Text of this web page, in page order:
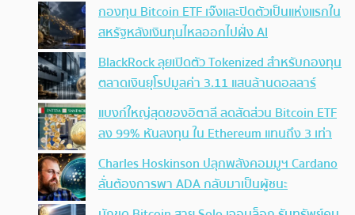
กองทุน Bitcoin ETF เจ๊งและปิดตัวเป็นแห่งแรกใน
สหรัฐหลังเงินทุนไหลออกไปฝั่ง AI
BlackRock ลุยเปิดตัว Tokenized สำหรับกองทุน
ตลาดเงินยุโรปมูลค่า 3.11 แสนล้านดอลลาร์
แบงก์ใหญ่สุดของอิตาลี ลดสัดส่วน Bitcoin ETF
ลง 99% หันลงทุน ใน Ethereum แทนถึง 3 เท่า
Charles Hoskinson ปลุกพลังคอมมูฯ Cardano
ลั่นต้องการพา ADA กลับมาเป็นผู้ชนะ